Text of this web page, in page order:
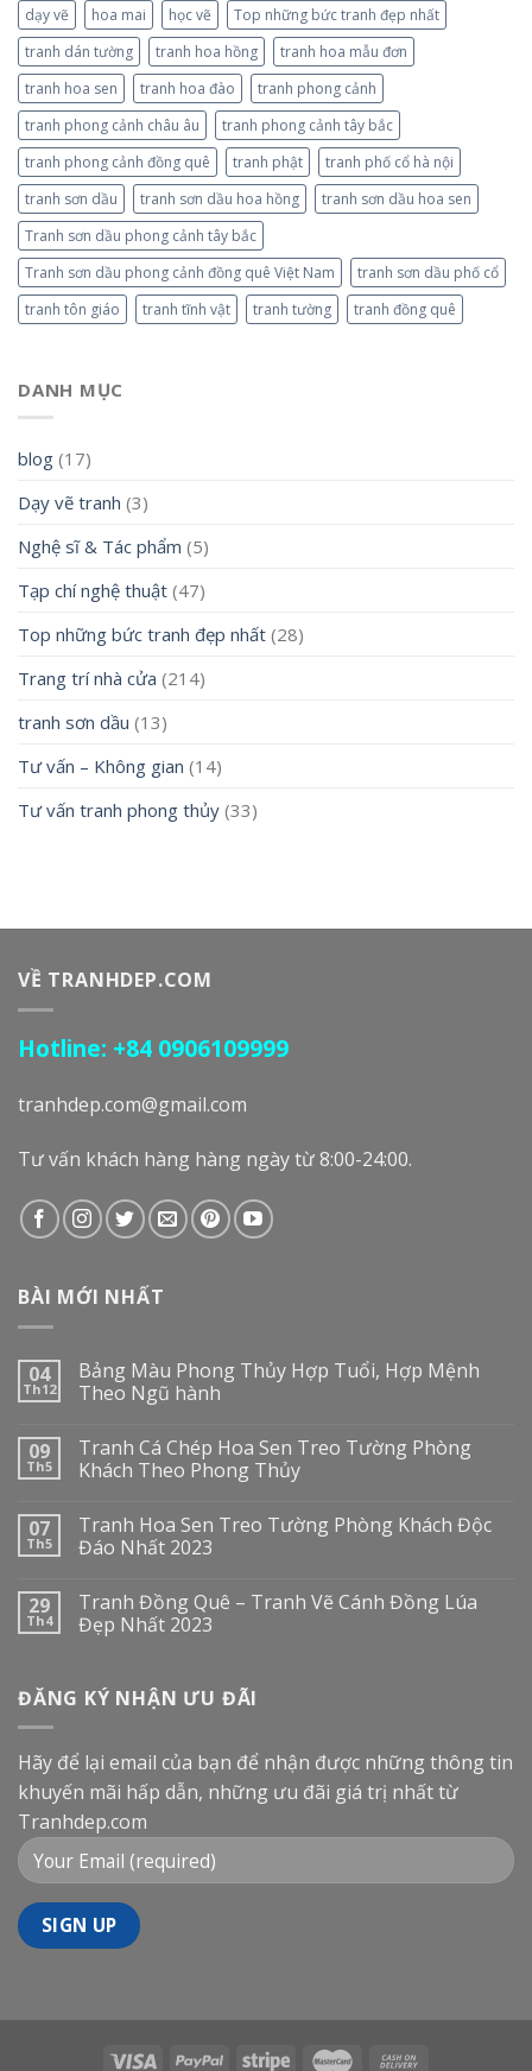
dạy vẽ hoa mai học vẽ
Top những bức tranh đẹp nhất
tranh dán tường
tranh hoa hồng
tranh hoa mẫu đơn
tranh hoa sen
tranh hoa đào
tranh phong cảnh
tranh phong cảnh châu âu
tranh phong cảnh tây bắc
tranh phong cảnh đồng quê
tranh phật
tranh phố cổ hà nội
tranh sơn dầu
tranh sơn dầu hoa hồng
tranh sơn dầu hoa sen
Tranh sơn dầu phong cảnh tây bắc
Tranh sơn dầu phong cảnh đồng quê Việt Nam
tranh sơn dầu phố cổ
tranh tôn giáo
tranh tĩnh vật tranh tường tranh đồng quê
DANH MỤC
blog (17)
Dạy vẽ tranh (3)
Nghệ sĩ & Tác phẩm (5)
Tạp chí nghệ thuật (47)
Top những bức tranh đẹp nhất (28)
Trang trí nhà cửa (214)
tranh sơn dầu (13)
Tư vấn – Không gian (14)
Tư vấn tranh phong thủy (33)
VỀ TRANHDEP.COM
Hotline: +84 0906109999
tranhdep.com@gmail.com
Tư vấn khách hàng hàng ngày từ 8:00-24:00.
BÀI MỚI NHẤT
04
Th12
Bảng Màu Phong Thủy Hợp Tuổi, Hợp Mệnh
Theo Ngũ hành
09
Th5
Tranh Cá Chép Hoa Sen Treo Tường Phòng
Khách Theo Phong Thủy
07
Th5
Tranh Hoa Sen Treo Tường Phòng Khách Độc
Đáo Nhất 2023
29
Th4
Tranh Đồng Quê – Tranh Vẽ Cánh Đồng Lúa
Đẹp Nhất 2023
ĐĂNG KÝ NHẬN ƯU ĐÃI
Hãy để lại email của bạn để nhận được những thông tin
khuyến mãi hấp dẫn, những ưu đãi giá trị nhất từ
Tranhdep.com